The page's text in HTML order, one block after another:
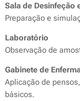
Sala de Desinfeção
Preparação e
Laboratório
Observação de
Gabinete de
Aplicação de
básicos.